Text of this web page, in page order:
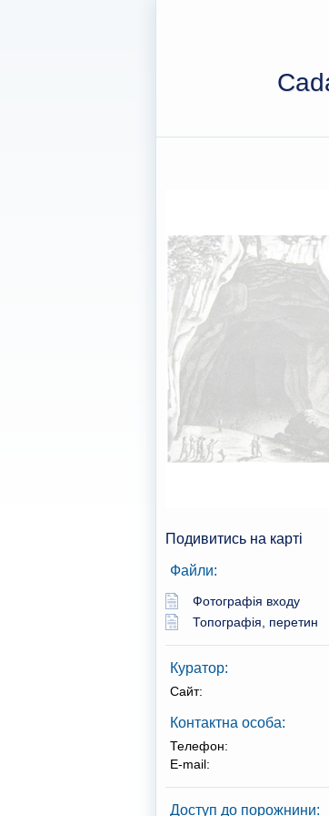
Подивитись на карті
Файли:
Фотографія входу
Топографія, перетин
Куратор:
Сайт:
Контактна особа:
Телефон:
E-mail:
Доступ до порожнини: